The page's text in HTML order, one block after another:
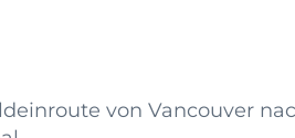
von Vancouver